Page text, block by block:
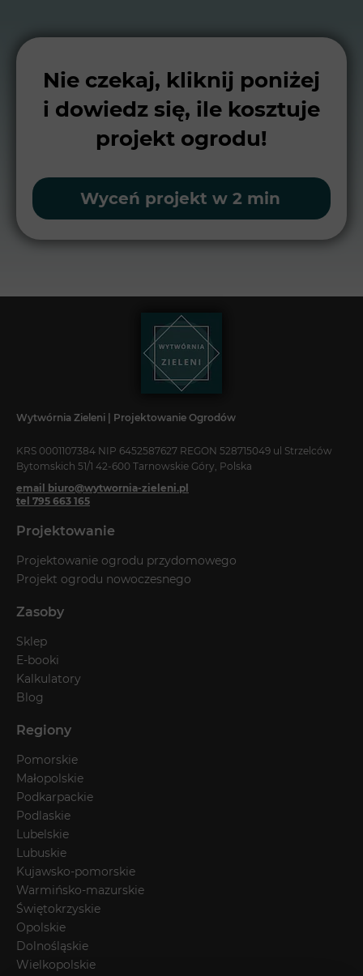
Nie czekaj, kliknij poniżej
i dowiedz się, ile kosztuje
projekt ogrodu!
Wyceń projekt w 2 min
Wytwórnia Zieleni | Projektowanie Ogrodów
KRS 0001107384 NIP 6452587627 REGON 528715049 ul Strzelców
Bytomskich 51/1 42-600 Tarnowskie Góry, Polska
email biuro@wytwornia-zieleni.pl
tel 795 663 165
Projektowanie
Projektowanie ogrodu przydomowego
Projekt ogrodu nowoczesnego
Zasoby
Sklep
E-booki
Kalkulatory
Blog
Regiony
Pomorskie
Małopolskie
Podkarpackie
Podlaskie
Lubelskie
Lubuskie
Kujawsko-pomorskie
Warmińsko-mazurskie
Świętokrzyskie
Opolskie
Dolnośląskie
Wielkopolskie